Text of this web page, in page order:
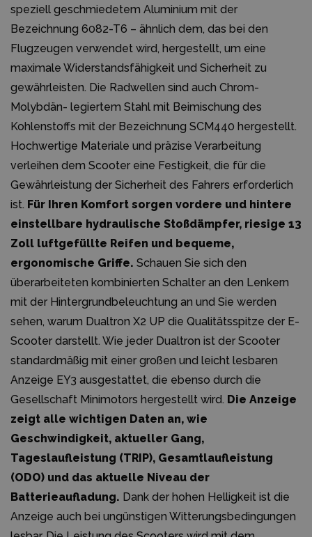
speziell geschmiedetem Aluminium mit der
Bezeichnung 6082-T6 – ähnlich dem, das bei den
Flugzeugen verwendet wird, hergestellt, um eine
maximale Widerstandsfähigkeit und Sicherheit zu
gewährleisten. Die Radwellen sind auch Chrom-
Molybdän- legiertem Stahl mit Beimischung des
Kohlenstoffs mit der Bezeichnung SCM440 hergestellt.
Hochwertige Materiale und präzise Verarbeitung
verleihen dem Scooter eine Festigkeit, die für die
Gewährleistung der Sicherheit des Fahrers erforderlich
ist. Für Ihren Komfort sorgen vordere und hintere
einstellbare hydraulische Stoßdämpfer, riesige 13
Zoll luftgefüllte Reifen und bequeme,
ergonomische Griffe. Schauen Sie sich den
überarbeiteten kombinierten Schalter an den Lenkern
mit der Hintergrundbeleuchtung an und Sie werden
sehen, warum Dualtron X2 UP die Qualitätsspitze der E-
Scooter darstellt. Wie jeder Dualtron ist der Scooter
standardmäßig mit einer großen und leicht lesbaren
Anzeige EY3 ausgestattet, die ebenso durch die
Gesellschaft Minimotors hergestellt wird. Die Anzeige
zeigt alle wichtigen Daten an, wie
Geschwindigkeit, aktueller Gang,
Tageslaufleistung (TRIP), Gesamtlaufleistung
(ODO) und das aktuelle Niveau der
Batterieaufladung. Dank der hohen Helligkeit ist die
Anzeige auch bei ungünstigen Witterungsbedingungen